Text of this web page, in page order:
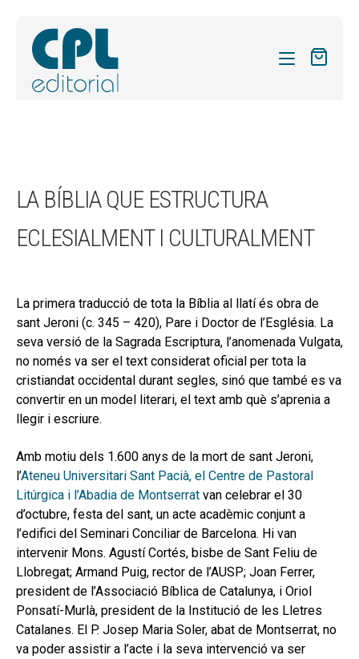
FORMES
SOBRE NOSALTRES
menú
BLOG
el
menú
CONTACTE
EL MEU COMPTE
CERCAR
LA BÍBLIA QUE ESTRUCTURA
ECLESIALMENT I CULTURALMENT
La primera traducció de tota la Bíblia al llatí és obra de
sant Jeroni (c. 345 – 420), Pare i Doctor de l’Església. La
seva versió de la Sagrada Escriptura, l’anomenada Vulgata,
no només va ser el text considerat oficial per tota la
cristiandat occidental durant segles, sinó que també es va
convertir en un model literari, el text amb què s’aprenia a
llegir i escriure.
Amb motiu dels 1.600 anys de la mort de sant Jeroni,
l’Ateneu Universitari Sant Pacià, el Centre de Pastoral
Litúrgica i l’Abadia de Montserrat van celebrar el 30
d’octubre, festa del sant, un acte acadèmic conjunt a
l’edifici del Seminari Conciliar de Barcelona. Hi van
intervenir Mons. Agustí Cortés, bisbe de Sant Feliu de
Llobregat; Armand Puig, rector de l’AUSP; Joan Ferrer,
president de l’Associació Bíblica de Catalunya, i Oriol
Ponsatí-Murlà, president de la Institució de les Lletres
Catalanes. El P. Josep Maria Soler, abat de Montserrat, no
va poder assistir a l’acte i la seva intervenció va ser